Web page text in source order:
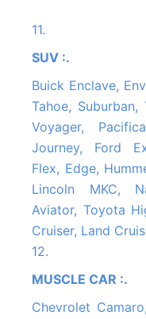
11.
SUV :.
Buick Enclave, Envision, Encore, Chevrolet Trax,
Tahoe,
Voyager,
Journey, Ford
Flex, Edge,
Lincoln MKC,
Aviator, Toyota
Cruiser, Land
12.
MUSCLE CAR :.
Chevrolet Camaro, Dodge Challenger, Charger,